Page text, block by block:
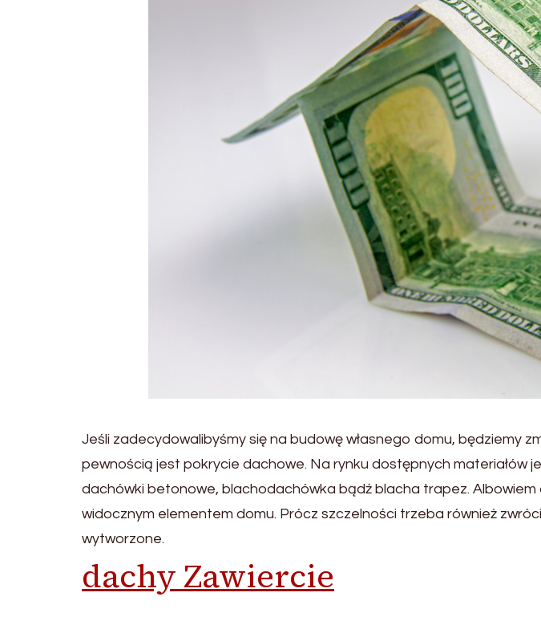
Jeśli zadecydowalibyśmy się na budowę własnego domu, będziemy
pewnością jest pokrycie dachowe. Na rynku dostępnych materiałów
dachówki betonowe, blachodachówka bądź blacha trapez.
widocznym elementem domu. Prócz szczelności trzeba również
wytworzone.
dachy Zawiercie